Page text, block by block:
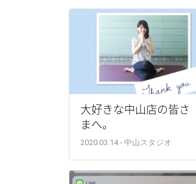
大好きな中山店の皆さ
まへ。
2020.03.14 - 中山スタジオ